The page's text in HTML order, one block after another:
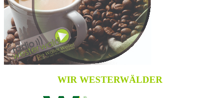
WIR WESTERWÄLDER